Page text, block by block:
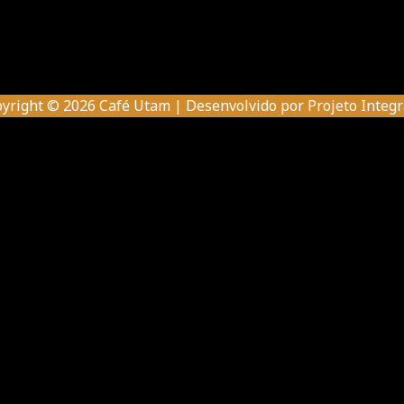
© 2026 Café Utam | Desenvolvido por Projeto